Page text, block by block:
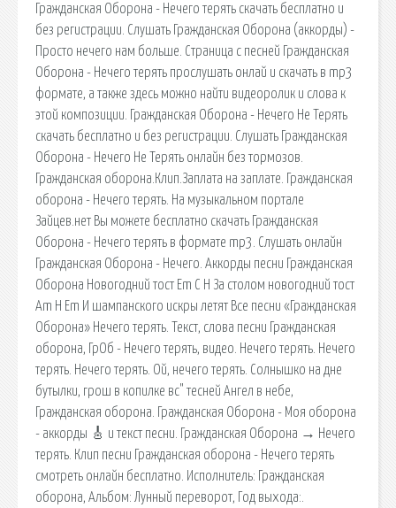
Гражданская Оборона - Нечего терять скачать бесплатно и
без регистрации. Слушать Гражданская Оборона (аккорды) -
Просто нечего нам больше. Страница с песней Гражданская
Оборона - Нечего терять прослушать онлай и скачать в mp3
формате, а также здесь можно найти видеоролик и слова к
этой композиции. Гражданская Оборона - Нечего Не Терять
скачать бесплатно и без регистрации. Слушать Гражданская
Оборона - Нечего Не Терять онлайн без тормозов.
Гражданская оборона.Клип.Заплата на заплате. Гражданская
оборона - Нечего терять. На музыкальном портале
Зайцев.нет Вы можете бесплатно скачать Гражданская
Оборона - Нечего терять в формате mp3. Слушать онлайн
Гражданская Оборона - Нечего. Аккорды песни Гражданская
Оборона Новогодний тост Em C H За столом новогодний тост
Am H Em И шампанского искры летят Все песни «Гражданская
Оборона» Нечего терять. Текст, слова песни Гражданская
оборона, ГрОб - Нечего терять, видео. Нечего терять. Нечего
терять. Нечего терять. Ой, нечего терять. Солнышко на дне
бутылки, грош в копилке вс" тесней Ангел в небе,
Гражданская оборона. Гражданская Оборона - Моя оборона
- аккорды 🎸 и текст песни. Гражданская Оборона → Нечего
терять. Клип песни Гражданская оборона - Нечего терять
смотреть онлайн бесплатно. Исполнитель: Гражданская
оборона, Альбом: Лунный переворот, Год выхода:.